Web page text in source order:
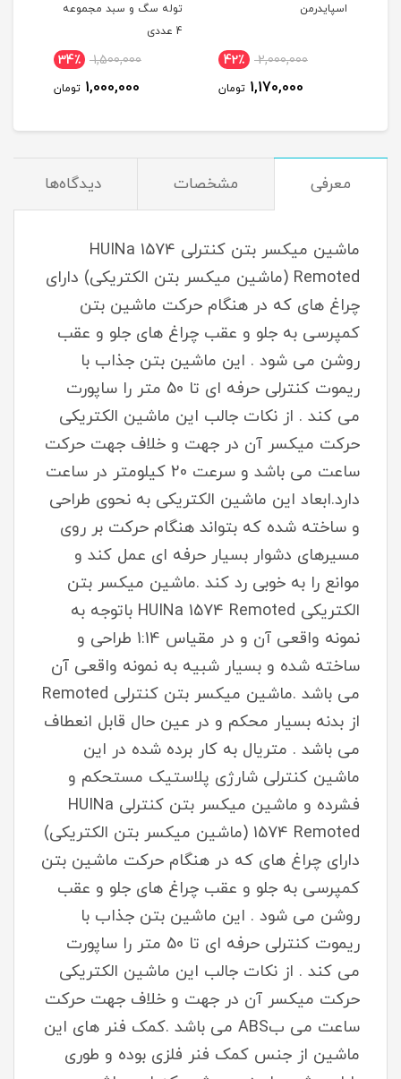
اسپایدرمن
2,000,000 42٪
1,170,000 تومان
توله سگ و سبد مجموعه
4 عددی
1,500,000 34٪
1,000,000 تومان
معرفی مشخصات دیدگاه‌ها
ماشین میکسر بتن کنترلی HUINa 1574
Remoted (ماشین میکسر بتن الکتریکی) دارای
چراغ های که در هنگام حرکت ماشین بتن
کمپرسی به جلو و عقب چراغ های جلو و عقب
روشن می شود . این ماشین بتن جذاب با
ریموت کنترلی حرفه ای تا 50 متر را ساپورت
می کند . از نکات جالب این ماشین الکتریکی
حرکت میکسر آن در جهت و خلاف جهت حرکت
ساعت می باشد و سرعت 20 کیلومتر در ساعت
دارد.ابعاد این ماشین الکتریکی به نحوی طراحی
و ساخته شده که بتواند هنگام حرکت بر روی
مسیرهای دشوار بسیار حرفه ای عمل کند و
موانع را به خوبی رد کند .ماشین میکسر بتن
الکتریکی HUINa 1574 Remoted باتوجه به
نمونه واقعی آن و در مقیاس 1:14 طراحی و
ساخته شده و بسیار شبیه به نمونه واقعی آن
می باشد .ماشین میکسر بتن کنترلی Remoted
از بدنه بسیار محکم و در عین حال قابل انعطاف
می باشد . متریال به کار برده شده در این
ماشین کنترلی شارژی پلاستیک مستحکم و
فشرده و ماشین میکسر بتن کنترلی HUINa
1574 Remoted (ماشین میکسر بتن الکتریکی)
دارای چراغ های که در هنگام حرکت ماشین بتن
کمپرسی به جلو و عقب چراغ های جلو و عقب
روشن می شود . این ماشین بتن جذاب با
ریموت کنترلی حرفه ای تا 50 متر را ساپورت
می کند . از نکات جالب این ماشین الکتریکی
حرکت میکسر آن در جهت و خلاف جهت حرکت
ساعت می بABS می باشد .کمک فنر های این
ماشین از جنس کمک فنر فلزی بوده و طوری